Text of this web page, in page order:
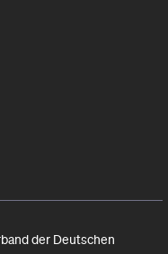
der Deutschen